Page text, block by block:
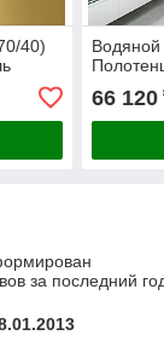
40)
Водяной
66 120
за последний